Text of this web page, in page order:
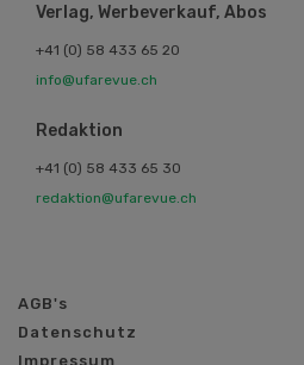
Verlag, Werbeverkauf, Abos
+41 (0) 58 433 65 20
info@ufarevue.ch
Redaktion
+41 (0) 58 433 65 30
redaktion@ufarevue.ch
AGB's
Datenschutz
Impressum